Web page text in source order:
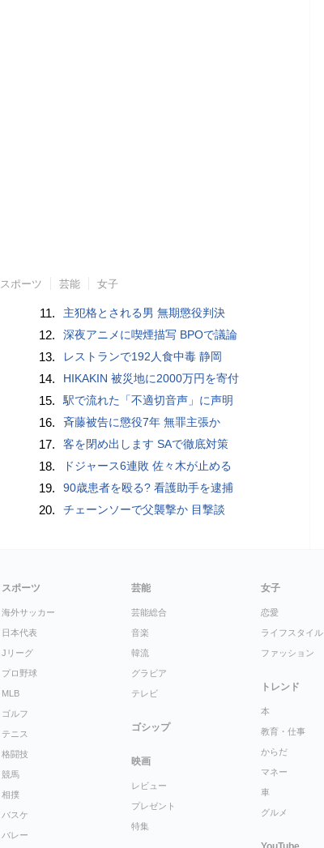
スポーツ 芸能 女子
11. 主犯格とされる男 無期懲役判決
12. 深夜アニメに喫煙描写 BPOで議論
13. レストランで192人食中毒 静岡
14. HIKAKIN 被災地に2000万円を寄付
15. 駅で流れた「不適切音声」に声明
16. 斉藤被告に懲役7年 無罪主張か
17. 客を閉め出します SAで徹底対策
18. ドジャース6連敗 佐々木が止める
19. 90歳患者を殴る? 看護助手を逮捕
20. チェーンソーで父襲撃か 目撃談
スポーツ
海外サッカー
日本代表
Jリーグ
プロ野球
MLB
ゴルフ
テニス
格闘技
競馬
相撲
バスケ
バレー
芸能
芸能総合
音楽
韓流
グラビア
テレビ
ゴシップ
映画
レビュー
プレゼント
特集
女子
恋愛
ライフスタイル
ファッション
トレンド
本
教育・仕事
からだ
マネー
車
グルメ